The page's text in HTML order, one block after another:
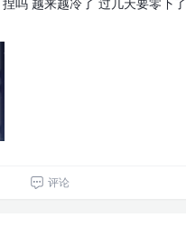
捏吗 越来越冷了 过几天要零下了
评论